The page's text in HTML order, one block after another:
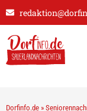
Dorfinfo.de »